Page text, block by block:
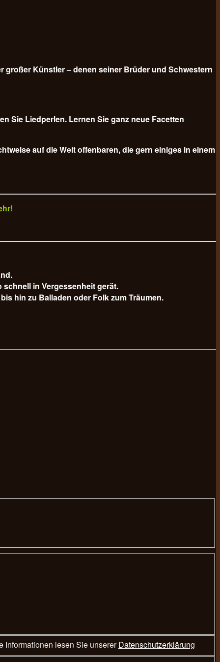
großer Künstler – denen seiner Brüder und Schwestern
Sie Liedperlen. Lernen Sie ganz neue Facetten
auf die Welt offenbaren, die gern einiges in einem
in Vergessenheit gerät.
hin zu Balladen oder Folk zum Träumen.
eingegebenen Daten ausschließlich zur Bearbeitung Ihrer Reservierungsanfrage. Weitere Informationen lesen Sie unsererDatenschutzerklärung